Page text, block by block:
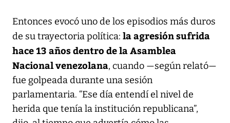
Entonces evocó uno de los episodios más duros
de su trayectoria política: la agresión sufrida
hace 13 años dentro de la Asamblea
Nacional venezolana, cuando —según relató—
fue golpeada durante una sesión
parlamentaria. “Ese día entendí el nivel de
herida que tenía la institución republicana”,